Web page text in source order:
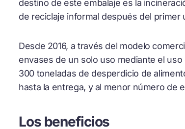
destino de este embalaje es la
de reciclaje informal después del primer
Desde 2016, a través del modelo
envases de un solo uso mediante el
300 toneladas de desperdicio de
hasta la entrega, y al menor número de
Los beneficios